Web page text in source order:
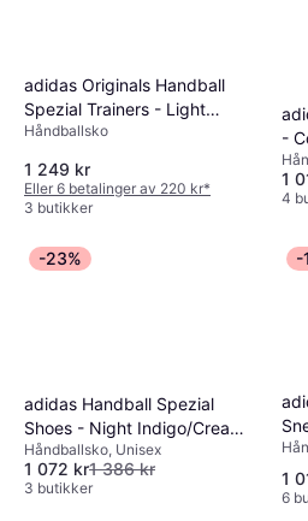
adidas Originals Handball
Spezial Trainers - Light
Blue/Navy
Håndballsko
1 249 kr
Eller 6 betalinger av 220 kr*
3 butikker
-
1
4
-23%
adidas Handball Spezial
Shoes - Night Indigo/Cream
White/Purple
Håndballsko, Unisex
1 072 kr1 386 kr
3 butikker
-
1
6